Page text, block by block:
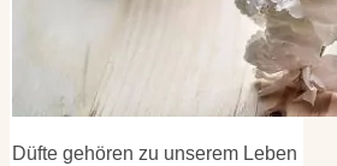
Düfte gehören zu unserem Leben